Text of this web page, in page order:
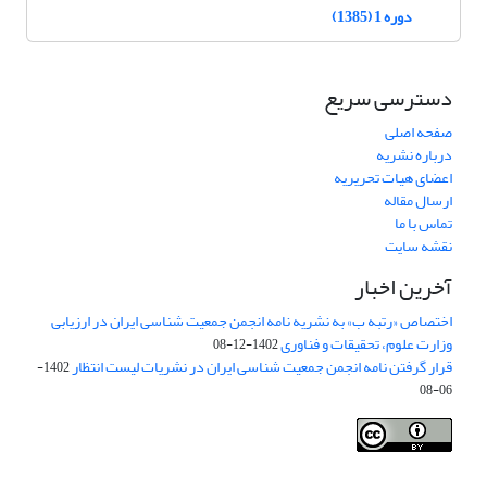
دوره 1 (1385)
دسترسی سریع
صفحه اصلی
درباره نشریه
اعضای هیات تحریریه
ارسال مقاله
تماس با ما
نقشه سایت
آخرین اخبار
اختصاص «رتبه ب» به نشریه نامه انجمن جمعیت شناسی ایران در ارزیابی
وزارت علوم، تحقیقات و فناوری1402-12-08
قرار گرفتن نامه انجمن جمعیت شناسی ایران در نشریات لیست انتظار
1402-
06-08